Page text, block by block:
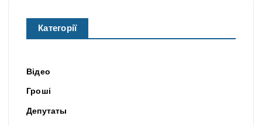
Категорії
Відео
Гроші
Депутаты